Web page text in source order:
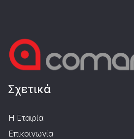
Σχετικά
Η Εταιρία
Επικοινωνία